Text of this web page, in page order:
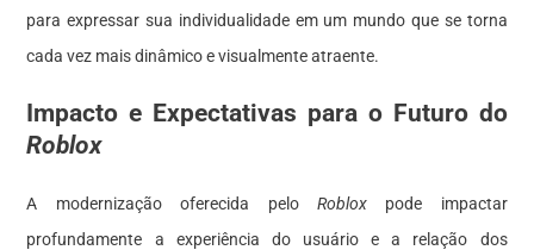
para expressar sua individualidade em um mundo que se torna
cada vez mais dinâmico e visualmente atraente.
Impacto e Expectativas para o Futuro do
Roblox
A modernização oferecida pelo Robloxpode impactar
profundamente a experiência do usuário e a relação dos